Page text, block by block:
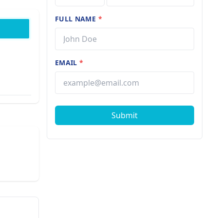
FULL NAME *
EMAIL*
Submit